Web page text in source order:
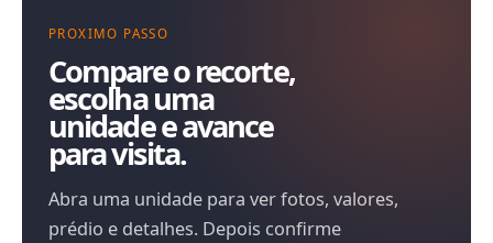
PROXIMO PASSO
Compare o recorte,
escolha uma
unidade e avance
para visita.
Abra uma unidade para ver fotos, valores,
prédio e detalhes. Depois confirme